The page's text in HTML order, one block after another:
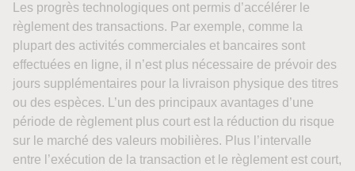
Les progrès technologiques ont permis d’accélérer le
règlement des transactions. Par exemple, comme la
plupart des activités commerciales et bancaires sont
effectuées en ligne, il n’est plus nécessaire de prévoir des
jours supplémentaires pour la livraison physique des titres
ou des espèces. L’un des principaux avantages d’une
période de règlement plus court est la réduction du risque
sur le marché des valeurs mobilières. Plus l’intervalle
entre l’exécution de la transaction et le règlement est court,